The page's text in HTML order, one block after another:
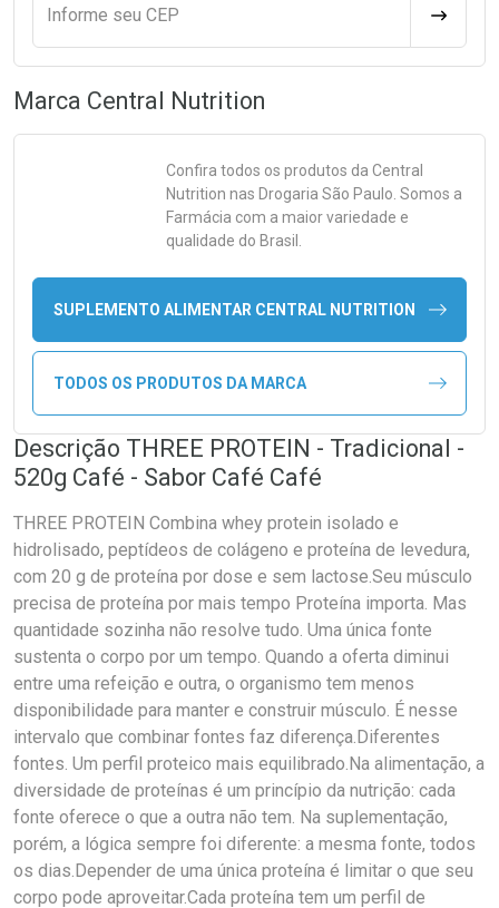
Informe seu CEP
Marca Central Nutrition
Confira todos os produtos da Central
Nutrition nas Drogaria São Paulo. Somos a
Farmácia com a maior variedade e
qualidade do Brasil.
SUPLEMENTO ALIMENTAR CENTRAL NUTRITION
TODOS OS PRODUTOS DA MARCA
Descrição THREE PROTEIN - Tradicional -
520g Café - Sabor Café Café
THREE PROTEIN Combina whey protein isolado e
hidrolisado, peptídeos de colágeno e proteína de levedura,
com 20 g de proteína por dose e sem lactose.Seu músculo
precisa de proteína por mais tempo Proteína importa. Mas
quantidade sozinha não resolve tudo. Uma única fonte
sustenta o corpo por um tempo. Quando a oferta diminui
entre uma refeição e outra, o organismo tem menos
disponibilidade para manter e construir músculo. É nesse
intervalo que combinar fontes faz diferença.Diferentes
fontes. Um perfil proteico mais equilibrado.Na alimentação, a
diversidade de proteínas é um princípio da nutrição: cada
fonte oferece o que a outra não tem. Na suplementação,
porém, a lógica sempre foi diferente: a mesma fonte, todos
os dias.Depender de uma única proteína é limitar o que seu
corpo pode aproveitar.Cada proteína tem um perfil de